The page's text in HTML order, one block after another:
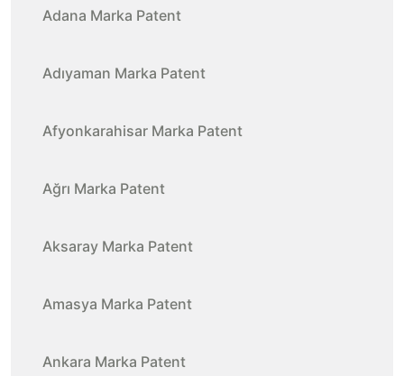
Adana Marka Patent
Adıyaman Marka Patent
Afyonkarahisar Marka Patent
Ağrı Marka Patent
Aksaray Marka Patent
Amasya Marka Patent
Ankara Marka Patent